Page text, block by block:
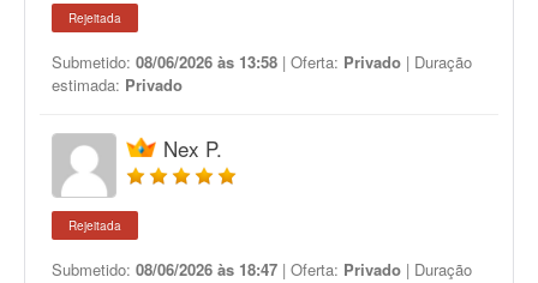
Rejeitada
Submetido: 08/06/2026 às 13:58 | Oferta: Privado | Duração
estimada: Privado
Nex P.
Rejeitada
Submetido: 08/06/2026 às 18:47 | Oferta: Privado | Duração